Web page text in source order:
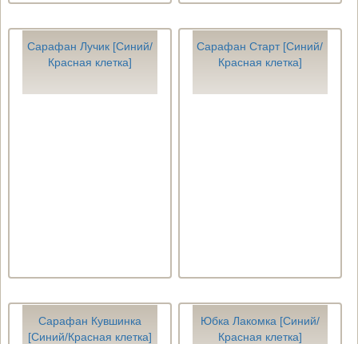
Сарафан Лучик [Синий/
Красная клетка]
Сарафан Старт [Синий/
Красная клетка]
Сарафан Кувшинка
[Синий/Красная клетка]
Юбка Лакомка [Синий/
Красная клетка]